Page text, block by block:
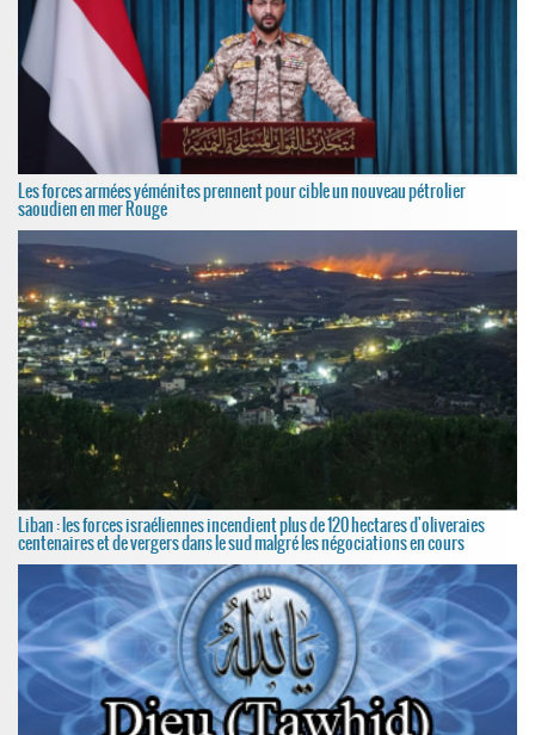
Les forces armées yéménites prennent pour cible un nouveau pétrolier
saoudien en mer Rouge
Liban : les forces israéliennes incendient plus de 120 hectares d'oliveraies
centenaires et de vergers dans le sud malgré les négociations en cours